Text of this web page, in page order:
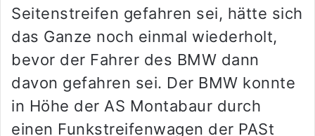
Seitenstreifen gefahren sei, hätte sich
das Ganze noch einmal wiederholt,
bevor der Fahrer des BMW dann
davon gefahren sei. Der BMW konnte
in Höhe der AS Montabaur durch
einen Funkstreifenwagen der PASt